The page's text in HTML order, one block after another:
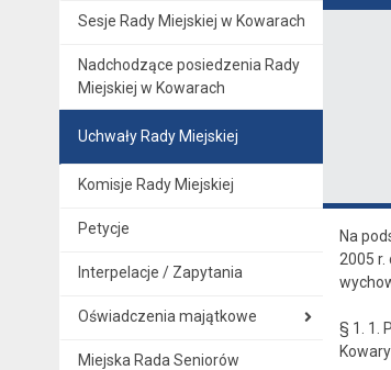
Sesje Rady Miejskiej w Kowarach
Nadchodzące posiedzenia Rady
Miejskiej w Kowarach
Uchwały Rady Miejskiej
Komisje Rady Miejskiej
Petycje
Interpelacje / Zapytania
Oświadczenia majątkowe
Miejska Rada Seniorów
Na
2005 r.
§ 1. 1.